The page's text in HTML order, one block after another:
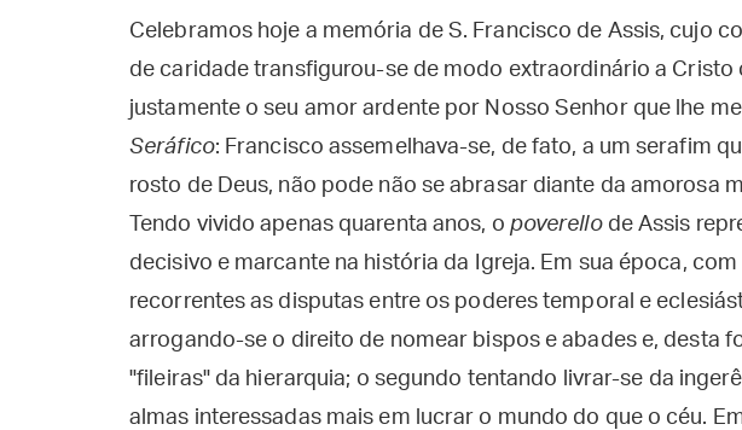
Celebramos hoje a memória de S. Francisco de Assis, cujo
de caridade transfigurou-se de modo extraordinário a Cristo
justamente o seu amor ardente por Nosso Senhor que lhe
Seráfico: Francisco assemelhava-se, de fato, a um serafim
rosto de Deus, não pode não se abrasar diante da amorosa
Tendo vivido apenas quarenta anos, o poverellode Assis
decisivo e marcante na história da Igreja. Em sua época,
recorrentes as disputas entre os poderes temporal e
arrogando-se o direito de nomear bispos e abades e, desta
"fileiras" da hierarquia; o segundo tentando livrar-se da
almas interessadas mais em lucrar o mundo do que o céu.